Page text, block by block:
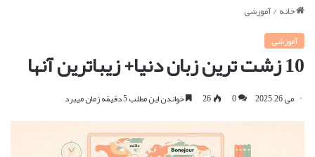
خانه/آموزشی
آموزشی
10 زشت ترین زبان دنیا+ زیباترین آنها
می 26, 2025 0
26 خواندن این مطلب 5 دقیقه زمان میبرد